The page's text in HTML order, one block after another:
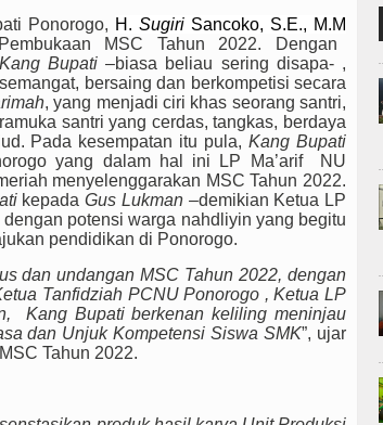
Ponorogo, H.Sugiri Sancoko, S.E., M.M
MSC Tahun 2022. Dengan
Kang Bupati –biasa beliau sering disapa- ,
bersaing dan berkompetisi secara
, yang menjadi ciri khas seorang santri,
santri yang cerdas, tangkas, berdaya
Pada kesempatan itu pula,Kang Bupati
yang dalam hal ini LP Ma’arif NU
menyelenggarakan MSC Tahun 2022.
kepada Gus Lukman–demikian Ketua LP
potensi warga nahdliyin yang begitu
pendidikan di Ponorogo.
dan undangan MSC Tahun 2022, dengan
Tanfidziah PCNU Ponorogo , Ketua LP
Kang Bupati berkenan keliling meninjau
dan Unjuk Kompetensi Siswa SMK”, ujar
Tahun 2022.